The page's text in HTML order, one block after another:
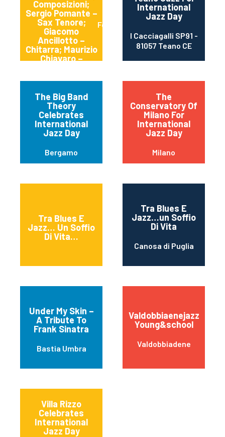
Composizioni;
Sergio Pomante –
Sax Tenore;
Giacomo
Ancillotto –
Chitarra; Maurizio
Chiavaro –
Formia
International
Jazz Day
I Cacciagalli SP91 -
81057 Teano CE
The Big Band
Theory
Celebrates
International
Jazz Day
Bergamo
The
Conservatory Of
Milano For
International
Jazz Day
Milano
Tra Blues E
Jazz… Un Soffio
Di Vita…
Tra Blues E
Jazz…un Soffio
Di Vita
Canosa di Puglia
Under My Skin –
A Tribute To
Frank Sinatra
Bastia Umbra
Valdobbiaenejazz
Young&school
Valdobbiadene
Villa Rizzo
Celebrates
International
Jazz Day